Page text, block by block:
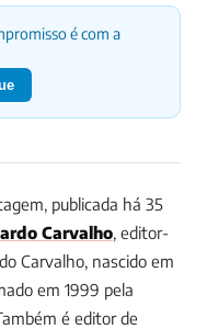
é com a
publicada há 35
Carvalho, editor-
Carvalho, nascido em
em 1999 pela
é editor de